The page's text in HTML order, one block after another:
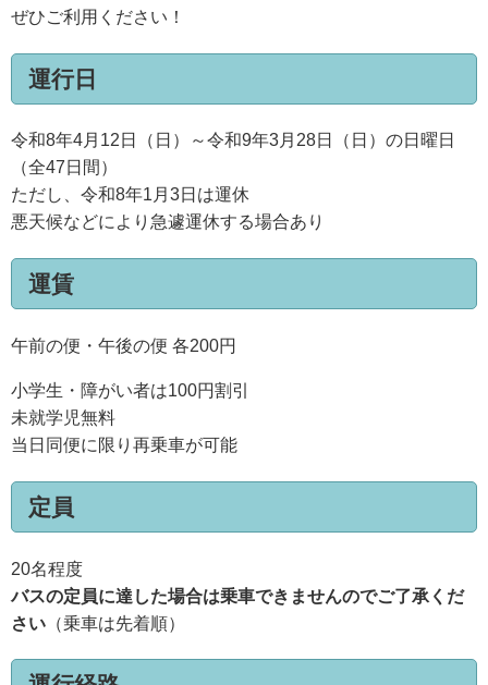
ぜひご利用ください！
運行日
令和8年4月12日（日）～令和9年3月28日（日）の日曜日
（全47日間）
ただし、令和8年1月3日は運休
悪天候などにより急遽運休する場合あり
運賃
午前の便・午後の便 各200円
小学生・障がい者は100円割引
未就学児無料
当日同便に限り再乗車が可能
定員
20名程度
バスの定員に達した場合は乗車できませんのでご了承くだ
さい （乗車は先着順）